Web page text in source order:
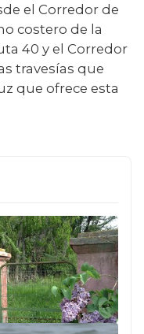
el Corredor de
costero de la
40 y el Corredor
travesías que
que ofrece esta